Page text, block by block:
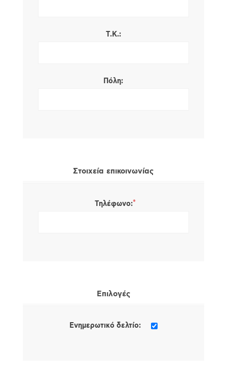
Τ.Κ.:
Πόλη:
Στοιχεία επικοινωνίας
Τηλέφωνο:*
Επιλογές
Ενημερωτικό δελτίο: